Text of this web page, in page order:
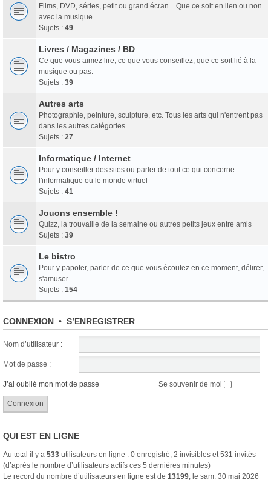
Films, DVD, séries, petit ou grand écran... Que ce soit en lien ou non
avec la musique.
Sujets : 49
Livres / Magazines / BD
Ce que vous aimez lire, ce que vous conseillez, que ce soit lié à la
musique ou pas.
Sujets : 39
Autres arts
Photographie, peinture, sculpture, etc. Tous les arts qui n'entrent pas
dans les autres catégories.
Sujets : 27
Informatique / Internet
Pour y conseiller des sites ou parler de tout ce qui concerne
l'informatique ou le monde virtuel
Sujets : 41
Jouons ensemble !
Quizz, la trouvaille de la semaine ou autres petits jeux entre amis
Sujets : 39
Le bistro
Pour y papoter, parler de ce que vous écoutez en ce moment, délirer,
s'amuser...
Sujets : 154
CONNEXION • S’ENREGISTRER
Nom d’utilisateur :
Mot de passe :
J’ai oublié mon mot de passe Se souvenir de moi
QUI EST EN LIGNE
Au total il y a 533 utilisateurs en ligne : 0 enregistré, 2 invisibles et 531 invités
(d’après le nombre d’utilisateurs actifs ces 5 dernières minutes)
Le record du nombre d’utilisateurs en ligne est de 13199 , le sam. 30 mai 2026